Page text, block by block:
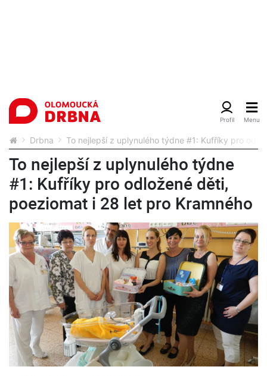
Drbna To nejlepší z uplynulého týdne #1: Kufříky pro
To nejlepší z uplynulého týdne
#1: Kufříky pro odložené děti,
poeziomat i 28 let pro Kramného